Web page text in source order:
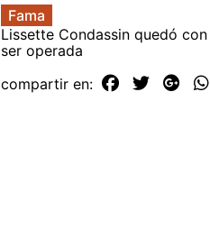
Fama
Lissette Condassin quedó
ser operada
compartir en: